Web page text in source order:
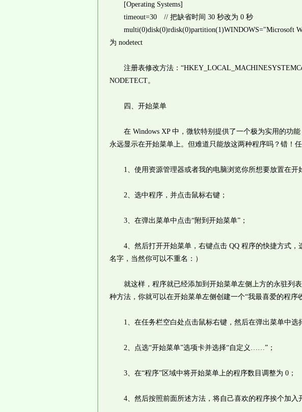
[Operating Systems]
timeout=30 // 把缺省时间 30 秒改为 0 秒
multi(0)disk(0)rdisk(0)partition(1)WINDOWS="Microsoft
为 nodetect
注册表修改方法：
NODETECT。
四、开始菜单
在 Windows XP 中，微软特别提供了一个极为实用的功
永远显示在开始菜单上。但难道只能放这两种程序吗？错！
1、使用资源管理器或者我的电脑浏览你所想要放置在开
2、选中程序，并点击鼠标右键；
3、在弹出菜单中点击“附到开始菜单”；
4、然后打开开始菜单，右键点击 QQ 程序的快捷方式，
名字，当然你可以不重名：）
就这样，程序就已经添加到开始菜单左侧上方的永驻列
种方法，你就可以在开始菜单左侧创建一个“我最喜爱的程序
1、在任务栏空白处点击鼠标右键，然后在弹出菜单中选择
2、点选“开始菜单”选项卡并选择“自定义……”；
3、在“程序”区域中将开始菜单上的程序数目调整为 0；
4、然后按照前面所述方法，将自己喜欢的程序挨个加入